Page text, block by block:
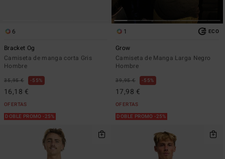
6
Bracket Og
Camiseta de manga corta Gris
Hombre
35,95 € 55%
16,18 €
OFERTAS
DOBLE PROMO -25%
1 ECO
Grow
Camiseta de Manga Larga Negro
Hombre
39,95 € 55%
17,98 €
OFERTAS
DOBLE PROMO -25%